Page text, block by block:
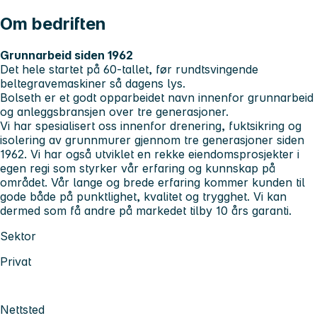
Om bedriften
Grunnarbeid siden 1962
Det hele startet på 60-tallet, før rundtsvingende
beltegravemaskiner så dagens lys.
Bolseth er et godt opparbeidet navn innenfor grunnarbeid
og anleggsbransjen over tre generasjoner.
Vi har spesialisert oss innenfor drenering, fuktsikring og
isolering av grunnmurer gjennom tre generasjoner siden
1962. Vi har også utviklet en rekke eiendomsprosjekter i
egen regi som styrker vår erfaring og kunnskap på
området. Vår lange og brede erfaring kommer kunden til
gode både på punktlighet, kvalitet og trygghet. Vi kan
dermed som få andre på markedet tilby 10 års garanti.
Sektor
Privat
Nettsted